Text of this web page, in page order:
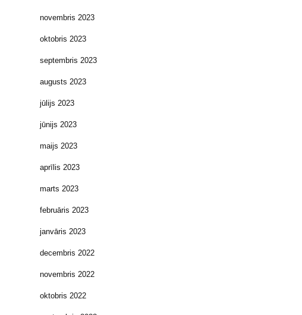
novembris 2023
oktobris 2023
septembris 2023
augusts 2023
jūlijs 2023
jūnijs 2023
maijs 2023
aprīlis 2023
marts 2023
februāris 2023
janvāris 2023
decembris 2022
novembris 2022
oktobris 2022